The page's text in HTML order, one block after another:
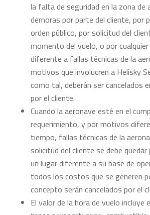
la falta de seguridad en la zona de
demoras por parte del cliente, por
orden público, por solicitud del
momento del vuelo, o por
diferente a fallas técnicas de la
motivos que involucren a Helisky
como tal, deberán ser cancelados
por el cliente.
Cuando la aeronave esté en el
requerimiento, y por motivos
tiempo, fallas técnicas de la
solicitud del cliente se debe
un lugar diferente a su base de
todos los costos que se generen
concepto serán cancelados por el
El valor de la hora de vuelo incluye